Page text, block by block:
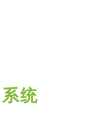
统